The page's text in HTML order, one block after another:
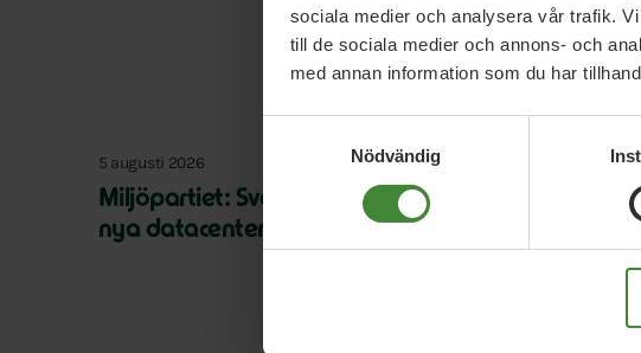
sociala medier och analysera vår trafik.
till de sociala medier och annons- och
med annan information som du har
Nödvändig
5 augusti 2026
Miljöpartiet: Sverige måste ställa krav på
nya datacenter
3